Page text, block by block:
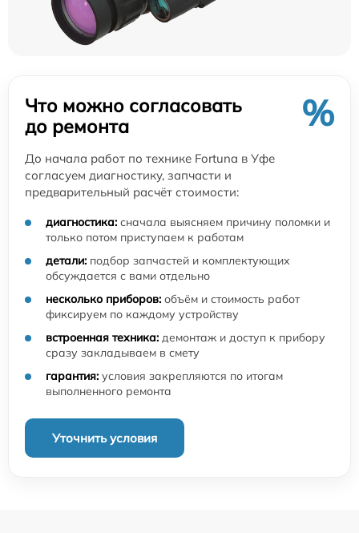
Что можно согласовать
до ремонта
%
До начала работ по технике Fortuna в Уфе
согласуем диагностику, запчасти и
предварительный расчёт стоимости:
диагностика: сначала выясняем причину поломки и
только потом приступаем к работам
детали: подбор запчастей и комплектующих
обсуждается с вами отдельно
несколько приборов: объём и стоимость работ
фиксируем по каждому устройству
встроенная техника: демонтаж и доступ к прибору
сразу закладываем в смету
гарантия: условия закрепляются по итогам
выполненного ремонта
Уточнить условия